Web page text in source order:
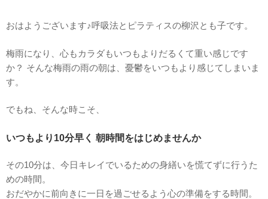
おはようございます♪呼吸法とピラティスの柳沢とも子です。
梅雨になり、心もカラダもいつもよりだるくて重い感じです
か？ そんな梅雨の雨の朝は、憂鬱をいつもより感じてしまいま
す。
でもね、そんな時こそ、
いつもより10分早く 朝時間をはじめませんか
その10分は、今日キレイでいるための身繕いを慌てずに行うた
めの時間。
おだやかに前向きに一日を過ごせるよう心の準備をする時間。